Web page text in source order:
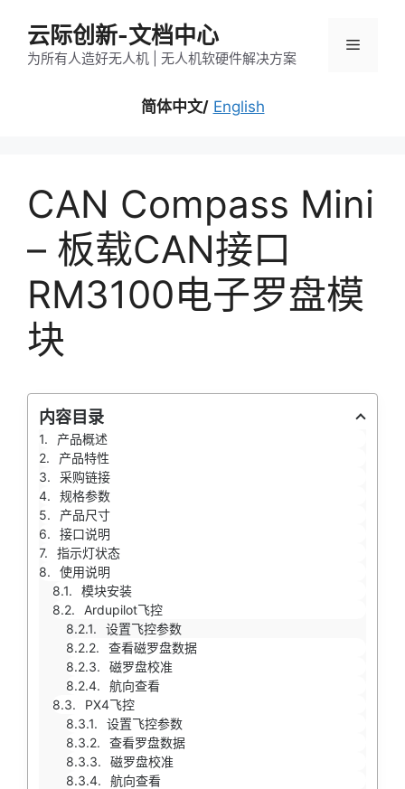
云际创新-文档中心
为所有人造好无人机 | 无人机软硬件解决方案
菜
简体中文/ English
CAN Compass Mini
– 板载CAN接口
RM3100电子罗盘模
块
内容目录
产品概述
产品特性
采购链接
规格参数
产品尺寸
接口说明
指示灯状态
使用说明
模块安装
Ardupilot飞控
设置飞控参数
查看磁罗盘数据
磁罗盘校准
航向查看
PX4飞控
设置飞控参数
查看罗盘数据
磁罗盘校准
航向查看